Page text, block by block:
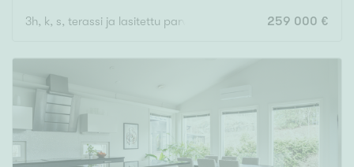
3h, k, s, terassi ja lasitettu parveke 259 000 €